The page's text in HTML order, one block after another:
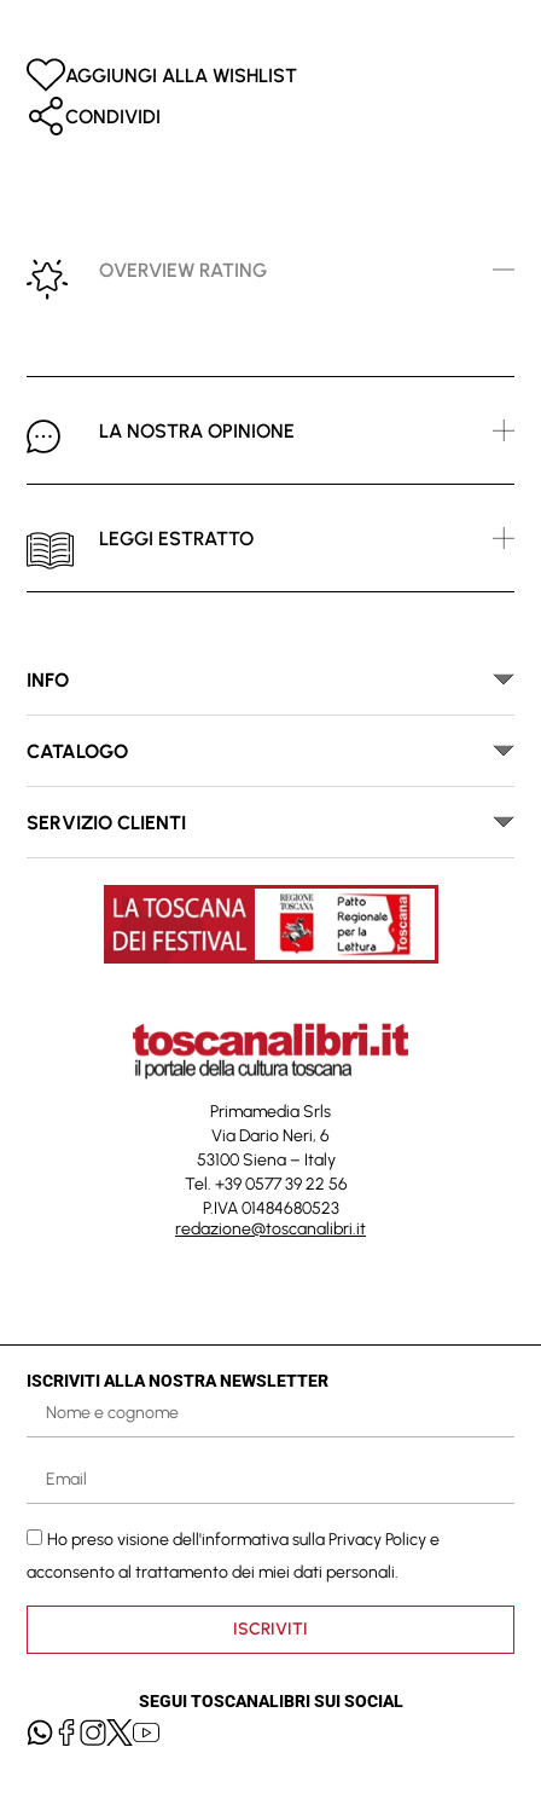
AGGIUNGI ALLA WISHLIST
CONDIVIDI
OVERVIEW RATING
LA NOSTRA OPINIONE
LEGGI ESTRATTO
INFO
CATALOGO
SERVIZIO CLIENTI
Primamedia Srls
Via Dario Neri, 6
53100 Siena – Italy
Tel. +39 0577 39 22 56
P.IVA 01484680523
redazione@toscanalibri.it
ISCRIVITI ALLA NOSTRA NEWSLETTER
Ho preso visione dell'informativa sullaPrivacy Policye
acconsento al trattamento dei miei dati personali.
ISCRIVITI
SEGUI TOSCANALIBRI SUI SOCIAL